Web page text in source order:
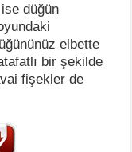
düğün
elbette
bir şekilde
fişekler de